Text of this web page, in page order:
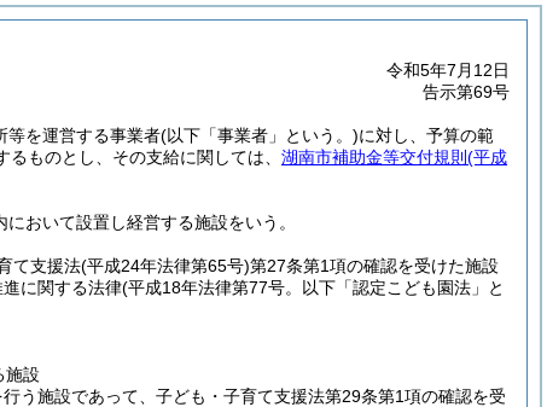
令和5年7月12日
告示第69号
等を運営する事業者(以下「事業者」という。)に対し、予算の範
るものとし、その支給に関しては、 湖南市補助金等交付規則 (平成
おいて設置し経営する施設をいう。
て支援法(平成24年法律第65号)第27条第1項の確認を受けた施設
に関する法律(平成18年法律第77号。以下「認定こども園法」と
施設
施設であって、子ども・子育て支援法第29条第1項の確認を受